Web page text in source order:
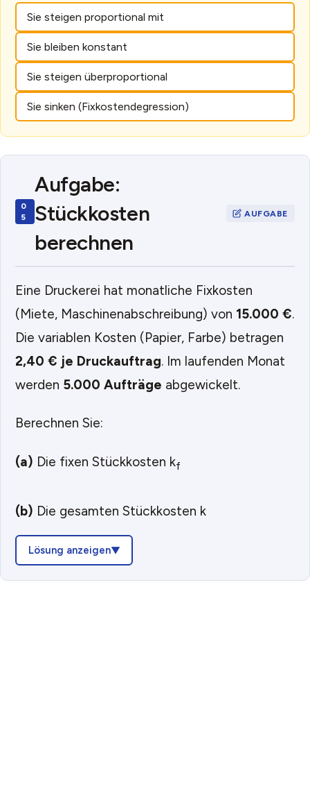
Sie steigen proportional mit
Sie bleiben konstant
Sie steigen überproportional
Sie sinken (Fixkostendegression)
Aufgabe:
Stückkosten
berechnen
Eine Druckerei hat monatliche Fixkosten
(Miete, Maschinenabschreibung) von 15.000 €.
Die variablen Kosten (Papier, Farbe) betragen
2,40 € je Druckauftrag. Im laufenden Monat
werden 5.000 Aufträge abgewickelt.
Berechnen Sie:
(a) Die fixen Stückkosten kf
(b) Die gesamten Stückkosten k
Lösung anzeigen